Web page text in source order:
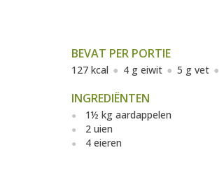
BEVAT PER PORTIE
127 kcal 4 g eiwit 5 g vet
INGREDIËNTEN
1½ kg aardappelen
2 uien
4 eieren